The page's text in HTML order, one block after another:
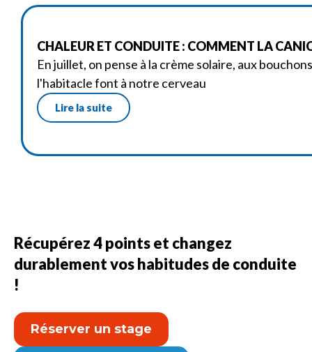
CHALEUR ET CONDUITE : COMMENT LA
En juillet, on pense à la crème solaire, aux
l'habitacle font à notre cerveau
Lire la suite
Récupérez 4 points et changez
durablement vos habitudes de conduite
!
Réserver un stage